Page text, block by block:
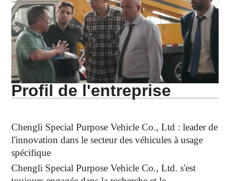
Profil de l'entreprise
Chengli Special Purpose Vehicle Co., Ltd : leader de
l'innovation dans le secteur des véhicules à usage
spécifique
Chengli Special Purpose Vehicle Co., Ltd. s'est